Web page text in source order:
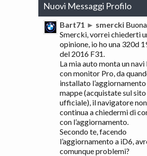
Nuovi Messaggi Profilo
Bart71 ► smercki
Smercki, vorrei chiederti
opinione, io ho una 320d
del 2016 F31.
La mia auto monta un
con monitor Pro, da
installato
mappe (acquistate sul sito
ufficiale), il navigatore
continua a chiedermi di
con l’aggiornamento.
Secondo te, facendo
l’aggiornamento a iD6,
comunque problemi?